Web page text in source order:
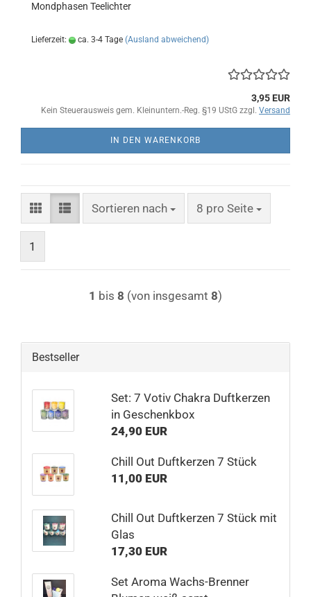
Mondphasen Teelichter
Lieferzeit: ca. 3-4 Tage (Ausland abweichend)
3,95 EUR
Kein Steuerausweis gem. Kleinuntern.-Reg. §19 UStG zzgl. Versand
IN DEN WARENKORB
Sortieren nach
Sortieren nach 8 pro Seite
pro Seite
1
1 bis 8 (von insgesamt 8)
Bestseller
Set: 7 Votiv Chakra Duftkerzen
in Geschenkbox
24,90 EUR
Chill Out Duftkerzen 7 Stück
11,00 EUR
Chill Out Duftkerzen 7 Stück mit
Glas
17,30 EUR
Set Aroma Wachs-Brenner